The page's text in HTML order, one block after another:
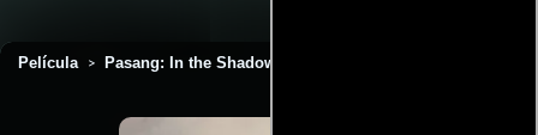
Película > Pasang: In the Shadow of Everest (2022)